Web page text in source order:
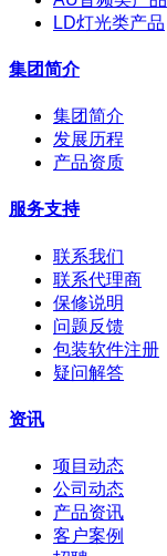
LD灯光类产品
集团简介
集团简介
发展历程
产品资质
服务支持
联系我们
联系代理商
保修说明
问题反馈
包装软件注册
疑问解答
资讯
项目动态
公司动态
产品资讯
客户案例